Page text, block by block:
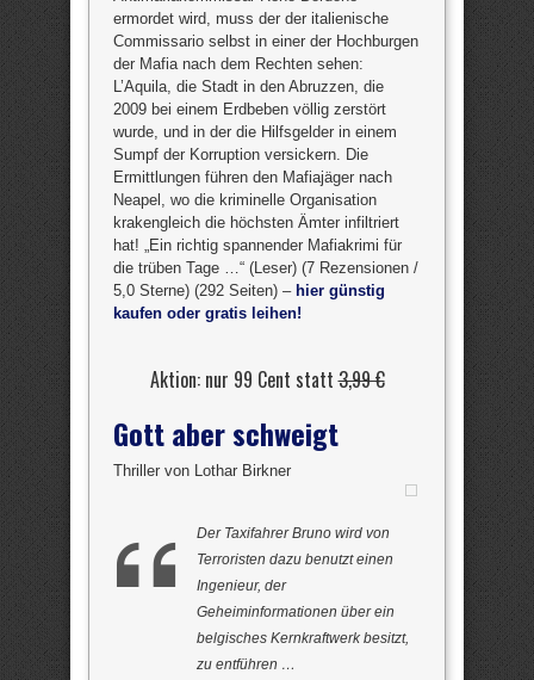
ermordet wird, muss der der italienische
Commissario selbst in einer der Hochburgen
der Mafia nach dem Rechten sehen:
L’Aquila, die Stadt in den Abruzzen, die
2009 bei einem Erdbeben völlig zerstört
wurde, und in der die Hilfsgelder in einem
Sumpf der Korruption versickern. Die
Ermittlungen führen den Mafiajäger nach
Neapel, wo die kriminelle Organisation
krakengleich die höchsten Ämter infiltriert
hat! „Ein richtig spannender Mafiakrimi für
die trüben Tage …“ (Leser) (7 Rezensionen /
5,0 Sterne) (292 Seiten) – hier günstig
kaufen oder gratis leihen!
Aktion: nur 99 Cent statt3,99 €
Gott aber schweigt
Thriller von Lothar Birkner
Der Taxifahrer Bruno wird von
Terroristen dazu benutzt einen
Ingenieur, der
Geheiminformationen über ein
belgisches Kernkraftwerk besitzt,
zu entführen …